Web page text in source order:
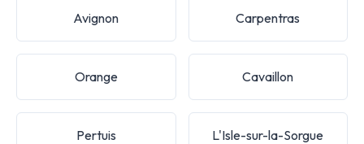
Avignon Carpentras
Orange Cavaillon
Pertuis L'Isle-sur-la-Sorgue